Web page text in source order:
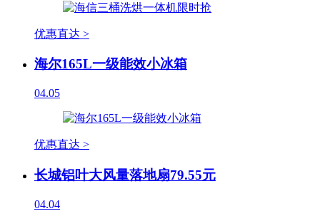
优惠直达 >
海尔165L一级能效小冰箱
04.05
优惠直达 >
长城铝叶大风量落地扇79.55元
04.04